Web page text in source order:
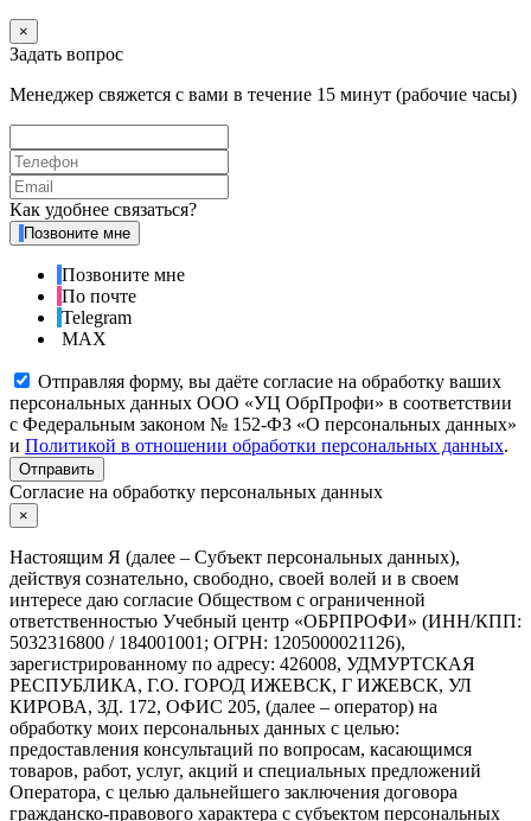
×
Задать вопрос
Менеджер свяжется с вами в течение 15 минут (рабочие часы)
Как удобнее связаться?
Позвоните мне
Позвоните мне
По почте
Telegram
MAX
Отправляя форму, вы даёте согласие на обработку ваших
персональных данных ООО «УЦ ОбрПрофи» в соответствии
с Федеральным законом № 152-ФЗ «О персональных данных»
и Политикой в отношении обработки персональных данных.
Отправить
Согласие на обработку персональных данных
×
Настоящим Я (далее – Субъект персональных данных),
действуя сознательно, свободно, своей волей и в своем
интересе даю согласие Обществом с ограниченной
ответственностью Учебный центр «ОБРПРОФИ» (ИНН/КПП:
5032316800 / 184001001; ОГРН: 1205000021126),
зарегистрированному по адресу: 426008, УДМУРТСКАЯ
РЕСПУБЛИКА, Г.О. ГОРОД ИЖЕВСК, Г ИЖЕВСК, УЛ
КИРОВА, ЗД. 172, ОФИС 205, (далее – оператор) на
обработку моих персональных данных с целью:
предоставления консультаций по вопросам, касающимся
товаров, работ, услуг, акций и специальных предложений
Оператора, с целью дальнейшего заключения договора
гражданско-правового характера с субъектом персональных